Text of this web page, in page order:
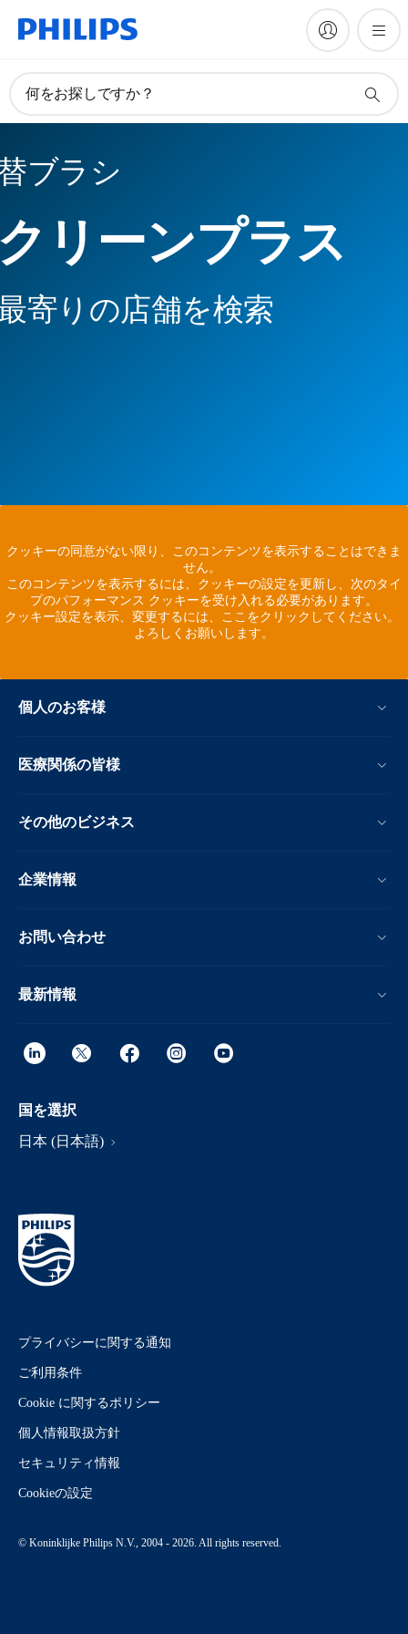
何をお探しですか？
ブラシ
リーンプラス
寄りの店舗を検索
クッキーの同意がない限り、このコンテンツを表示することはできま
せん。
このコンテンツを表示するには、クッキーの設定を更新し、次のタイ
プのパフォーマンス クッキーを受け入れる必要があります。
クッキー設定を表示、変更するには、ここをクリックしてください。
よろしくお願いします。
個人のお客様
医療関係の皆様
その他のビジネス
企業情報
お問い合わせ
最新情報
国を選択
日本 (日本語)
プライバシーに関する通知
ご利用条件
Cookie に関するポリシー
個人情報取扱方針
セキュリティ情報
Cookieの設定
© Koninklijke Philips N.V., 2004 - 2026. All rights reserved.